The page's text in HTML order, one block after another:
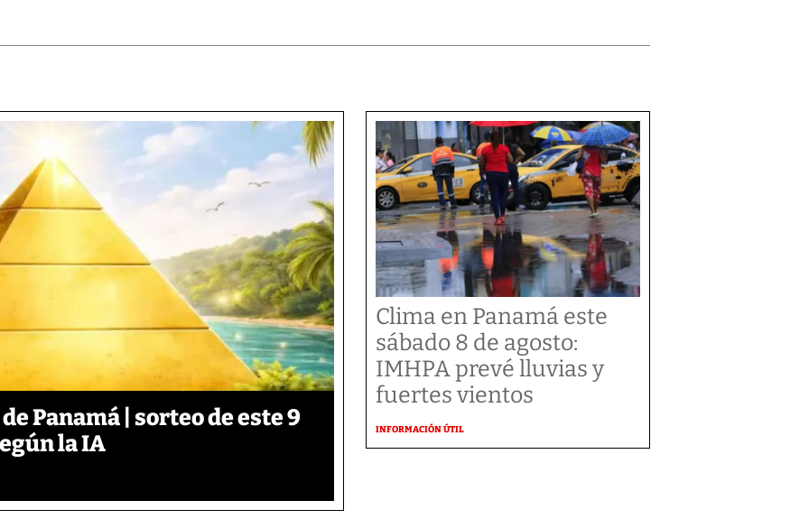
Panamá | sorteo de este 9
la IA
Clima en Panamá este
sábado 8 de agosto:
IMHPA prevé lluvias y
fuertes vientos
INFORMACIÓN ÚTIL